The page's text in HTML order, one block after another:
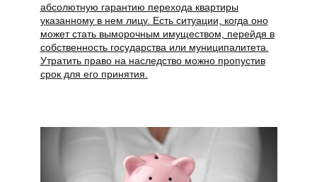
абсолютную гарантию перехода квартиры
указанному в нем лицу. Есть ситуации, когда оно
может стать выморочным имуществом, перейдя в
собственность государства или муниципалитета.
Утратить право на наследство можно пропустив
срок для его принятия.